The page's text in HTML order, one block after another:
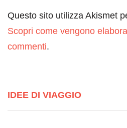
Questo sito utilizza Akismet
Scopri come vengono
commenti.
IDEE DI VIAGGIO